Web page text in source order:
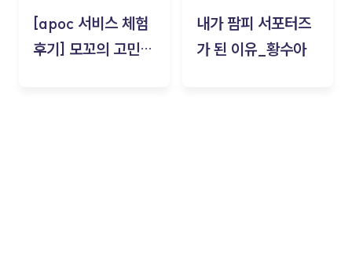
[apoc 서비스 체험
후기] 모꼬의 고민세
내가 팜피 서포터즈
가 된 이유_황수아